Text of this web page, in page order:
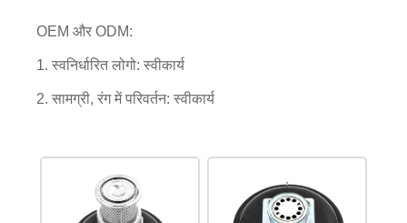
OEM और ODM:
1. स्वनिर्धारित लोगो: स्वीकार्य
2. सामग्री, रंग में परिवर्तन: स्वीकार्य